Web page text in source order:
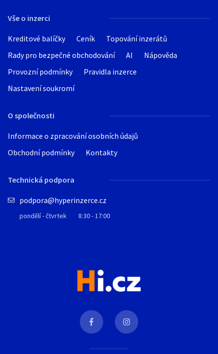
Vše o inzerci
Kreditové balíčky Ceník
Topování inzerátů
Rady pro bezpečné obchodování
AI
Nápověda
Provozní podmínky
Pravidla inzerce
Nastavení soukromí
O společnosti
Informace o zpracování osobních údajů
Obchodní podmínky
Kontakty
Technická podpora
podpora@hyperinzerce.cz
pondělí - čtvrtek 8:30 - 17:00